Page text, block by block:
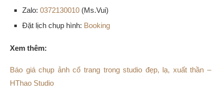
Zalo: 0372130010 (Ms.Vui)
Đặt lịch chụp hình: Booking
Xem thêm:
Báo giá chụp ảnh cổ trang trong studio đẹp, lạ, xuất thần –
HThao Studio